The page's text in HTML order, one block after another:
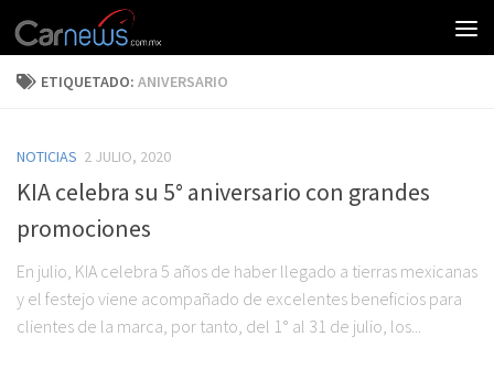
ETIQUETADO: ANIVERSARIO
NOTICIAS 2 JULIO, 2020
KIA celebra su 5° aniversario con grandes
promociones
En julio, KIA celebra 5 años de haber llegado a tierras mexicanas
y el festejo viene acompañado de excelentes beneficios para
clientes de la marca, por tanto, del 1° al 31 de julio, los...